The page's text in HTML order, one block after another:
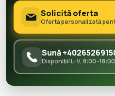
Solicită oferta
Ofertă personalizată
Sună
Disponibil L–V, 8:00–18:00